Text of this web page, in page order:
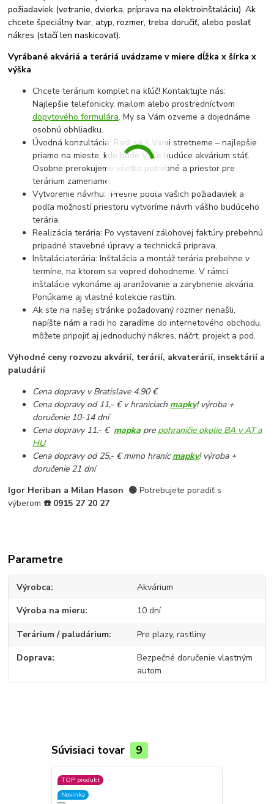
požiadaviek (vetranie, dvierka, príprava na elektroinštaláciu). Ak
chcete špeciálny tvar, atyp, rozmer, treba doručiť, alebo poslať
nákres (stačí len naskicovať).
Vyrábané akváriá a teráriá uvádzame v miere dĺžka x šírka x
výška
Chcete terárium komplet na kľúč! Kontaktujte nás:
Najlepšie telefonicky, mailom alebo prostredníctvom
dopytového formulára. My sa Vám ozveme a dojednáme
osobnú obhliadku.
Úvodná konzultácia: Radi sa s Vami stretneme – najlepšie
priamo na mieste, kde bude Vaše budúce akvárium stáť.
Osobne prerokujeme všetko potrebné a priestor pre
terárium zameriame.
Vytvorenie návrhu: Presne podľa vašich požiadaviek a
podľa možností priestoru vytvoríme návrh vášho budúceho
terária.
Realizácia terária: Po vystavení zálohovej faktúry prebehnú
prípadné stavebné úpravy a technická príprava.
Inštaláciaterária: Inštalácia a montáž terária prebehne v
termíne, na ktorom sa vopred dohodneme. V rámci
inštalácie vykonáme aj aranžovanie a zarybnenie akvária.
Ponúkame aj vlastné kolekcie rastlín.
Ak ste na našej stránke požadovaný rozmer nenašli,
napíšte nám a radi ho zaradíme do internetového obchodu,
môžete pripojiť aj jednoduchý nákres, náčrt, projekt a pod.
Výhodné ceny rozvozu akvárií, terárií, akvaterárií, insektárií a
paludárií
Cena dopravy v Bratislave 4.90 €
Cena dopravy od 11,- € v hraniciach mapky! výroba +
doručenie 10-14 dní
Cena dopravy 11.- € mapka pre pohraničie okolie BA v AT a
HU
Cena dopravy od 25,- € mimo hranícmapky! výroba +
doručenie 21 dní
Igor Heriban a Milan Hason 🟢Potrebujete poradiť s
výberom ☎️ 0915 27 20 27
Parametre
Výrobca Akvárium
Výroba na mieru 10 dní
Terárium / paludárium Pre plazy, rastliny
Doprava
Bezpečné doručenie vlastným
autom
Súvisiaci tovar 9
TOP produkt
Novinka